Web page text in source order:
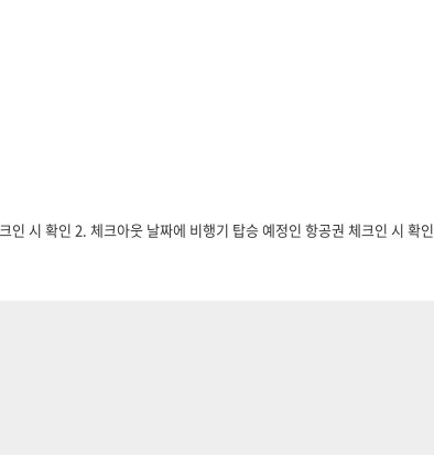
시 확인 2. 체크아웃 날짜에 비행기 탑승 예정인 항공권 체크인 시 확인